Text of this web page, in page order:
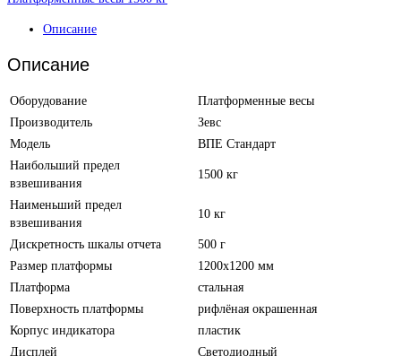
Описание
Описание
Оборудование
Платформенные весы
Производитель
Зевс
Модель
ВПЕ Стандарт
Наибольший предел
взвешивания
1500 кг
Наименьший предел
взвешивания
10 кг
Дискретность шкалы отчета
500 г
Размер платформы
1200х1200 мм
Платформа
стальная
Поверхность платформы
рифлёная окрашенная
Корпус индикатора
пластик
Дисплей
Светодиодный